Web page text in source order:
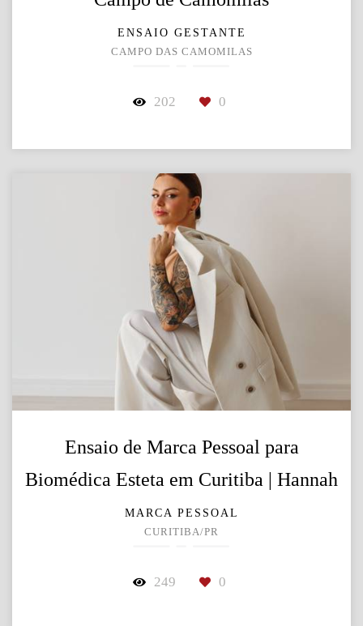
ENSAIO GESTANTE
CAMPO DAS CAMOMILAS
202 0
Ensaio de Marca Pessoal para
Biomédica Esteta em Curitiba | Hannah
MARCA PESSOAL
CURITIBA/PR
249 0